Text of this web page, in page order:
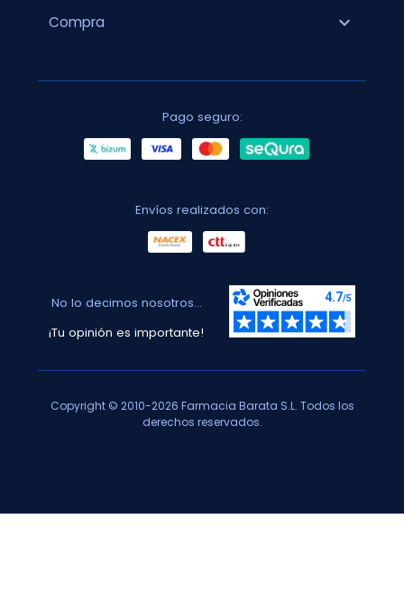
Compra expand_more
Pago seguro:
Envíos realizados con:
No lo decimos nosotros...
¡Tu opinión es importante!
Copyright © 2010-2026 Farmacia Barata S.L. Todos los
derechos reservados.